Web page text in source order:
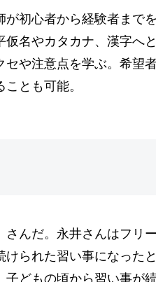
初心者から経験者まで
名やカタカナ、漢字へ
や注意点を学ぶ。希望
とも可能。
んだ。永井さんはフリ
られた習い事になった
どもの頃から習い事が